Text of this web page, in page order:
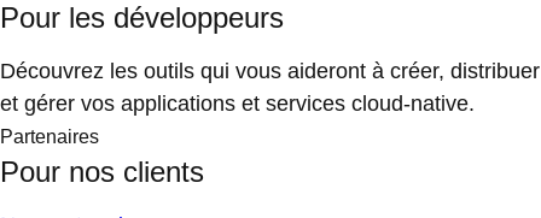
Pour les développeurs
Découvrez les outils qui vous aideront à créer, distribuer
et gérer vos applications et services cloud-native.
Partenaires
Pour nos clients